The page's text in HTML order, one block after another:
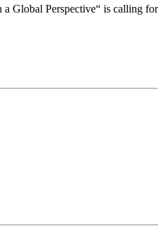
Global Perspective“ is calling